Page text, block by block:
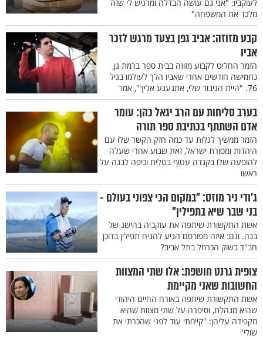
לעוקביו: "אני גם עושה הבדלה ומרגיש לי שזה
מלכד את המשפחה"
קבע מזוזה: אביב גפן בצעד מרגש לזכר
אביו
הזמר החליט לקבוע מזוזה בבית ספר ברמת גן,
כחמישה חודשים אחרי שאביו הלך לעולמו בגיל
76. "היית הגיבור שלי, אתגעגע אליך", אמר
בערב סליחות עם הרב יגאל כהן: עומר
אדם השתתף בכתיבת ספר תורה
הזמר ממשיך לגלות עד כמה חזק הקשר שלו עם
היהדות ומסורת ישראל, זאת שבוע אחרי שעלה
להופעה שלו בקנדה עטוף בטלית וכיפה לבנה על
ראשו
ג'ודי ניר מוזס: "במקום הכי צפוני בעולם -
בני שבר שיא בתפילין"
אשת התקשורת שיתפה את עוקביה בהישג של
בנה. וגם: איזה מפורסם הגיע להניח תפילין בדוכן
חב"ד בשוק הכרמל בתל אביב?
צופית גרנט חושפת: אלו שתי המצוות
החשובות שאני מקיימת
אשת התקשורת שיתפה באורח החיים היהודי
שהיא מנהלת, וסיפרה על שתי מצוות שהיא
מקפידה עליהן: "קיימתי עוד לפני שהכרתי את
שולי"